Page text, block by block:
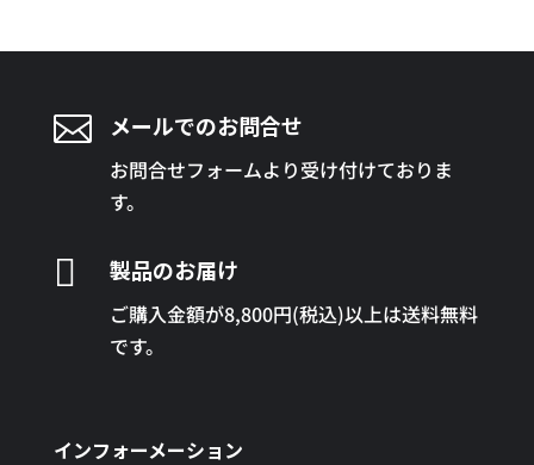
 メールでのお問合せ
お問合せフォームより受け付けておりま
す。
 製品のお届け
ご購入金額が8,800円(税込)以上は送料無料
です。
インフォーメーション